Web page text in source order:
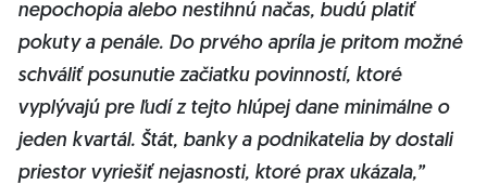
nepochopia alebo nestihnú načas, budú platiť
pokuty a penále. Do prvého apríla je pritom možné
schváliť posunutie začiatku povinností, ktoré
vyplývajú pre ľudí z tejto hlúpej dane minimálne o
jeden kvartál. Štát, banky a podnikatelia by dostali
priestor vyriešiť nejasnosti, ktoré prax ukázala,”